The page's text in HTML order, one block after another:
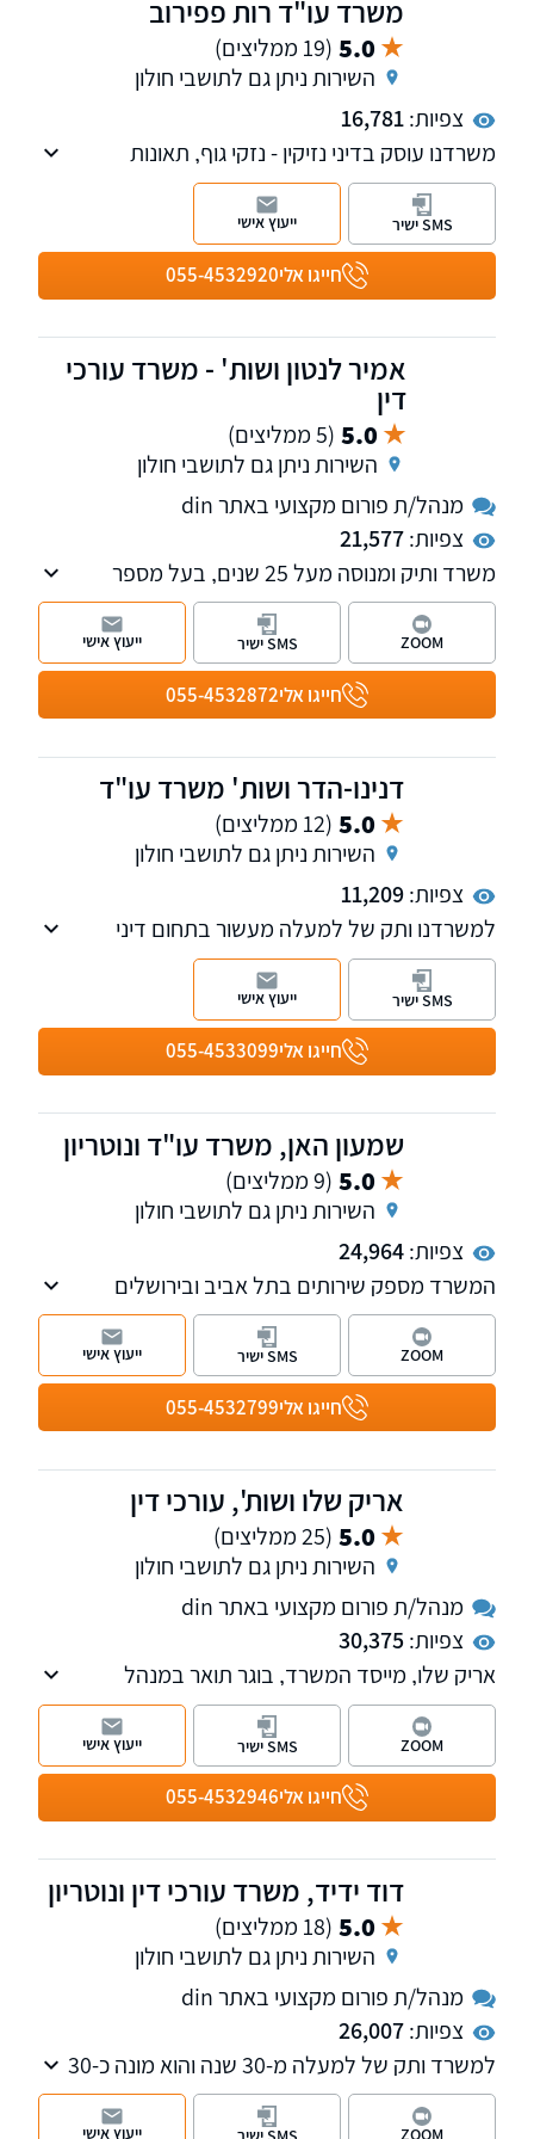
משרד עו"ד רות פפירוב
5.0 (19 ממליצים)
השירות ניתן גם לתושבי חולון
צפיות:16,781
משרדנו עוסק בדיני נזיקין - נזקי גוף, תאונות
דרכים,קצבת נכות כללית,קצבת ניידות, דיני ביטוח
לאומי, תאונות עבודה, דיני ביטוח ומשרד הביטחון.,
וכן בהסכמים הנוגעים למעמד האישי.
חייגו אלי055-4532920
SMS ישיר ייעוץ אישי
אמיר לנטון ושות' - משרד עורכי
דין
5.0 (5 ממליצים)
השירות ניתן גם לתושבי חולון
מנהל/ת פורום מקצועי באתר din
צפיות:21,577
משרד ותיק ומנוסה מעל 25 שנים, בעל מספר
מחלקות לרבות מקרקעין, משפחה, ירושה, הוצאה
לפועל, אזרחי - מסחרי, רשויות, חוזים, לשון הרע,
עבודה. מנהל פורומים תכנון ובניה, אלימות
במשפחה והיטל השבחה הפקעות. חבר בוועדת
מקרקעין וקניין וכן בוועדת ירושה ומשפחה, בלשכת
חייגו אלי055-4532872
ZOOM SMS ישיר ייעוץ אישי
דנינו-הדר ושות' משרד עו"ד
5.0 (12 ממליצים)
השירות ניתן גם לתושבי חולון
צפיות:11,209
למשרדנו ותק של למעלה מעשור בתחום דיני
משפחה, חדלות פירעון והוצאה לפועל. אנו מלווים
כל לקוח באופן אישי מתחילת ההליך ועד סופו.
משרדנו הוקם מתוך מטרה אחת: להעניק לכל
לקוחותינו שירות מקצועי ויחס אישי.
חייגו אלי055-4533099
SMS ישיר ייעוץ אישי
שמעון האן, משרד עו"ד ונוטריון
5.0 (9 ממליצים)
השירות ניתן גם לתושבי חולון
צפיות:24,964
המשרד מספק שירותים בתל אביב ובירושלים
ועוסק במקרקעין, תביעות כספיות, משפט אזרחי
מסחרי, צוואות והסכמי יחסי ממון, הוצאה לפועל
ופשיטות רגל. בנוסף, המשרד
חייגו אלי055-4532799
ZOOM SMS ישיר ייעוץ אישי
אריק שלו ושות', עורכי דין
5.0 (25 ממליצים)
השירות ניתן גם לתושבי חולון
מנהל/ת פורום מקצועי באתר din
צפיות:30,375
אריק שלו, מייסד המשרד, בוגר תואר במנהל
עסקים במימון בהצטיינות ותואר שני מאוניברסיטת
תל אביב, עוסק בנזיקין ודיני העבודה, טיפול
בתאונות עבודה, תאונות דרכים, רשלנות רפואית,
קצין תגמולים, ייצוג עובדים ומעסיקים בשלל
הערכאות הרלוונטיות בתביעות שכר וזכויות
חייגו אלי055-4532946
ZOOM SMS ישיר ייעוץ אישי
דוד ידיד, משרד עורכי דין ונוטריון
5.0 (18 ממליצים)
השירות ניתן גם לתושבי חולון
מנהל/ת פורום מקצועי באתר din
צפיות:26,007
למשרד ותק של למעלה מ-30 שנה והוא מונה כ-30
עובדים ותיקים ומנוסים, דוברי 19 שפות שונות.
המשרד מחולק ל-3 מחלקות שונות – מחלקת
ZOOM ייעוץ אישי